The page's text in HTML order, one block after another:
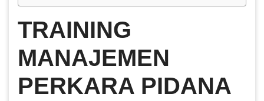
TRAINING
MANAJEMEN
PERKARA PIDANA